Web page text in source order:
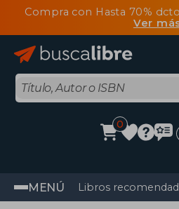
Compra con Hasta 70%
Ver
0
MENÚ Libros